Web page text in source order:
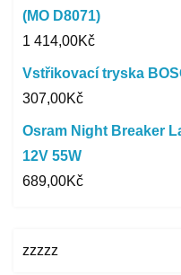
(MO D8071)
1 414,00Kč
Vstřikovací tryska
307,00Kč
Osram Night Breaker
12V 55W
689,00Kč
zzzzz